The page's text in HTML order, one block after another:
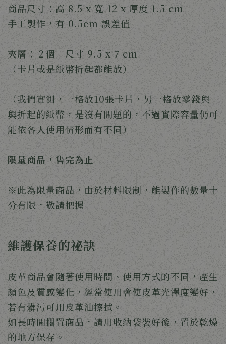
商品尺寸：高 8.5 x 寬 12 x 厚度 1.5 cm
手工製作，有 0.5cm 誤差值
夾層：２個　尺寸 9.5 x 7 cm
（卡片或是紙幣折起都能放）
（我們實測，一格放10張卡片，另一格放零錢與
與折起的紙幣，是沒有問題的，不過實際容量仍可
能依各人使用情形而有不同）
限量商品，售完為止
※此為限量商品，由於材料限制，能製作的數量十
分有限，敬請把握
維護保養的祕訣
皮革商品會隨著使用時間、使用方式的不同，產生
顏色及質感變化，經常使用會使皮革光澤度變好，
若有髒污可用皮革油擦拭。
如長時間擱置商品，請用收納袋裝好後，置於乾燥
的地方保存。